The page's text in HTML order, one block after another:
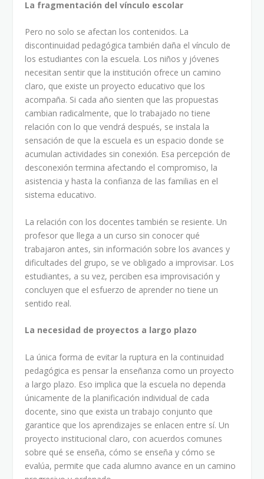
La fragmentación del vínculo escolar
Pero no solo se afectan los contenidos. La
discontinuidad pedagógica también daña el vínculo de
los estudiantes con la escuela. Los niños y jóvenes
necesitan sentir que la institución ofrece un camino
claro, que existe un proyecto educativo que los
acompaña. Si cada año sienten que las propuestas
cambian radicalmente, que lo trabajado no tiene
relación con lo que vendrá después, se instala la
sensación de que la escuela es un espacio donde se
acumulan actividades sin conexión. Esa percepción de
desconexión termina afectando el compromiso, la
asistencia y hasta la confianza de las familias en el
sistema educativo.
La relación con los docentes también se resiente. Un
profesor que llega a un curso sin conocer qué
trabajaron antes, sin información sobre los avances y
dificultades del grupo, se ve obligado a improvisar. Los
estudiantes, a su vez, perciben esa improvisación y
concluyen que el esfuerzo de aprender no tiene un
sentido real.
La necesidad de proyectos a largo plazo
La única forma de evitar la ruptura en la continuidad
pedagógica es pensar la enseñanza como un proyecto
a largo plazo. Eso implica que la escuela no dependa
únicamente de la planificación individual de cada
docente, sino que exista un trabajo conjunto que
garantice que los aprendizajes se enlacen entre sí. Un
proyecto institucional claro, con acuerdos comunes
sobre qué se enseña, cómo se enseña y cómo se
evalúa, permite que cada alumno avance en un camino